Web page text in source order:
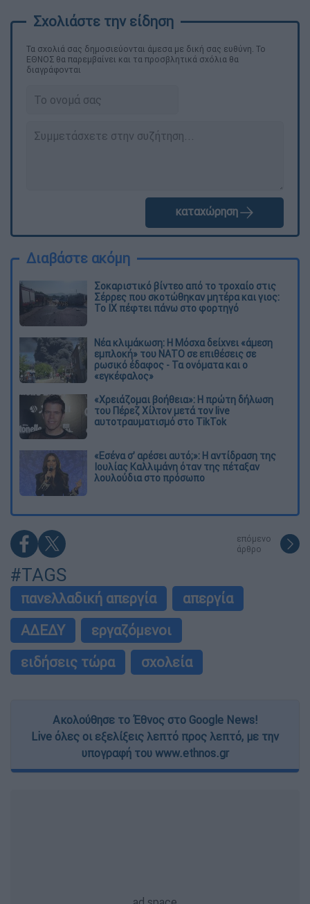
Τα σχολιά σας δημοσιεύονται άμεσα με δική σας ευθύνη. Το
ΕΘΝΟΣ θα παρεμβαίνει και τα προσβλητικά σχόλια θα
διαγράφονται
καταχώρηση
Διαβάστε ακόμη
Σοκαριστικό βίντεο από το τροχαίο στις
Σέρρες που σκοτώθηκαν μητέρα και γιος:
Το ΙΧ πέφτει πάνω στο φορτηγό
Νέα κλιμάκωση: Η Μόσχα δείχνει «άμεση
εμπλοκή» του ΝΑΤΟ σε επιθέσεις σε
ρωσικό έδαφος - Τα ονόματα και ο
«εγκέφαλος»
«Χρειάζομαι βοήθεια»: Η πρώτη δήλωση
του Πέρεζ Χίλτον μετά τον live
αυτοτραυματισμό στο TikTok
«Εσένα σ’ αρέσει αυτό;»: Η αντίδραση της
Ιουλίας Καλλιμάνη όταν της πέταξαν
λουλούδια στο πρόσωπο
επόμενο
άρθρο
#TAGS
πανελλαδική απεργία
απεργία
ΑΔΕΔΥ
εργαζόμενοι
ειδήσεις τώρα
σχολεία
Ακολούθησε το Έθνος στο Google News!
Live όλες οι εξελίξεις λεπτό προς λεπτό, με την
υπογραφή του www.ethnos.gr